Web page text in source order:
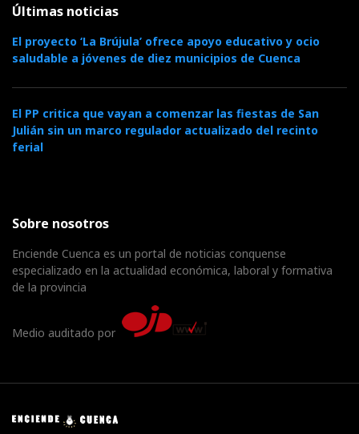
Últimas noticias
El proyecto ‘La Brújula’ ofrece apoyo educativo y ocio
saludable a jóvenes de diez municipios de Cuenca
El PP critica que vayan a comenzar las fiestas de San
Julián sin un marco regulador actualizado del recinto
ferial
Sobre nosotros
Enciende Cuenca es un portal de noticias conquense
especializado en la actualidad económica, laboral y formativa
de la provincia
Medio auditado por